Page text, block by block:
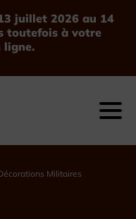
juillet 2026 au 14
toutefois à votre
ligne.
Militaires